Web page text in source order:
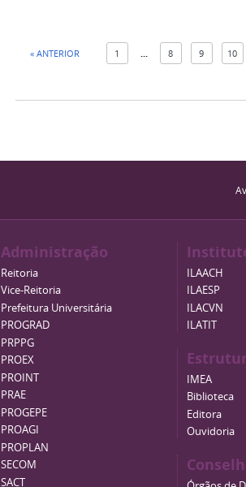
« ANTERIOR 1 8 9 10
Administração
Reitoria
Vice-Reitoria
Prefeitura Universitária
PROGRAD
PRPPG
PROEX
PROINT
PRAE
PROGEPE
PROAGI
PROPLAN
SECOM
SACT
ILAACH
ILAESP
ILACVN
ILATIT
IMEA
Biblioteca
Editora
Ouvidoria